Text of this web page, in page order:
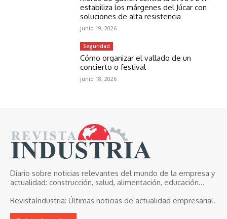
estabiliza los márgenes del Júcar con
soluciones de alta resistencia
junio 19, 2026
Seguridad
Cómo organizar el vallado de un
concierto o festival
junio 18, 2026
Diario sobre noticias relevantes del mundo de la empresa y
actualidad: construcción, salud, alimentación, educación...
RevistaIndustria: Últimas noticias de actualidad empresarial.